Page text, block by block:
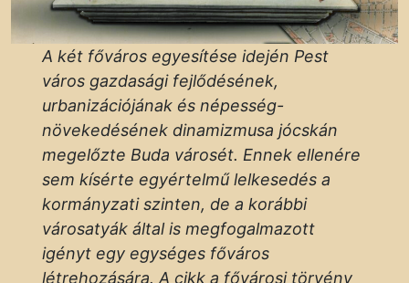
A két főváros egyesítése idején Pest
város gazdasági fejlődésének,
urbanizációjának és népesség-
növekedésének dinamizmusa jócskán
megelőzte Buda városét. Ennek ellenére
sem kísérte egyértelmű lelkesedés a
kormányzati szinten, de a korábbi
városatyák által is megfogalmazott
igényt egy egységes főváros
létrehozására. A cikk a fővárosi törvény